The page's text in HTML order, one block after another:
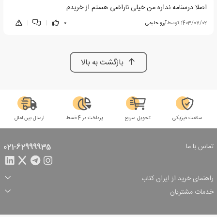
اصلا درسنامه نداره من خیلی ناراضی هستم از خریدم
1403/07/02
|توسطآرزو حلیمی 0
|
|
بازگشت به بالا
سلامت فیزیکی تحویل سریع پرداخت در 4 قسط ارسال بین‌الملل
تماس با ما 021-62999935
راهنمای خرید از ایران کتاب
ثبت سفارش
شرایط ارسال سفارش
شیوه پرداخت
تخفیف‌های خرید
خدمات مشتریان